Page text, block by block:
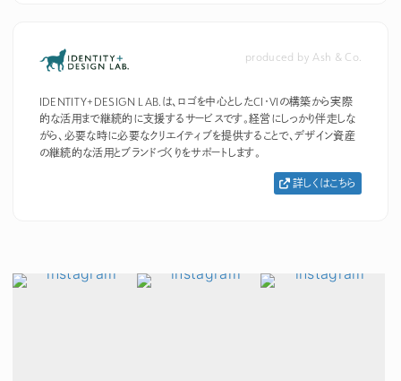
produced by Ash & Co.
IDENTITY+DESIGN LAB.は、ロゴを中心としたCI・VIの構築から実際
的な活用まで継続的に支援するサービスです。経営にしっかり伴走しな
がら、必要な時に必要なクリエイティブを提供することで、デザイン資産
の継続的な活用とブランドづくりをサポートします。
詳しくはこちら